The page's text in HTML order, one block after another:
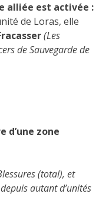
alliée est activée :
de Loras, elle
(Les
de Sauvegarde de
d’une zone
(total), et
autant d’unités